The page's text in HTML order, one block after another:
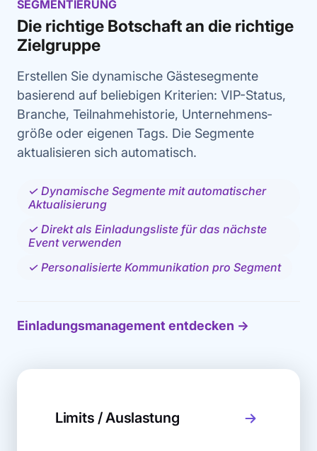
SEGMENTIERUNG
Die richtige Botschaft an die richtige
Zielgruppe
Erstellen Sie dynamische Gästesegmente
basierend auf beliebigen Kriterien: VIP-Status,
Branche, Teilnahmehistorie, Unternehmens­
größe oder eigenen Tags. Die Segmente
aktualisieren sich automatisch.
✓ Dynamische Segmente mit automatischer
Aktualisierung
✓ Direkt als Einladungsliste für das nächste
Event verwenden
✓ Personalisierte Kommunikation pro Segment
Einladungsmanagement entdecken →
Limits / Auslastung